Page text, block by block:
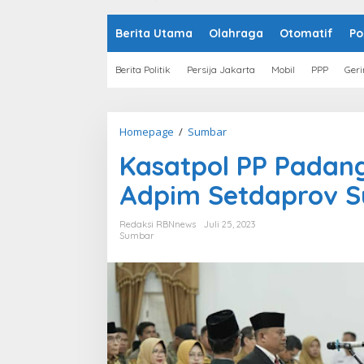
Berita Utama Olahraga Otomatif
Berita Politik Persija Jakarta Mobil PPP
Homepage / Sumbar
s
a
t
p
o
P
d
n
g
Kasatpol PP
Adpim Setdaprov
Redaksi RBNnews
Juli 25, 2023
Sumbar